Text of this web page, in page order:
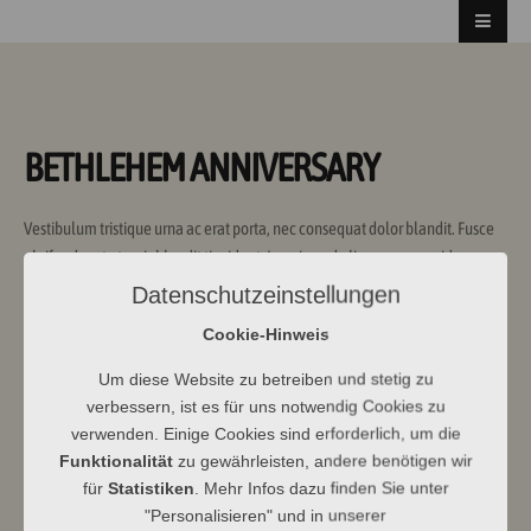
BETHLEHEM ANNIVERSARY
Vestibulum tristique urna ac erat porta, nec consequat dolor blandit. Fusce
eleifend porta turpis blandit tincidunt. In euismod aliquam massa id cursus.
Mauris scelerisque mi nisi, ut ullamcorper turpis lobortis non. Suspendisse
lobortis ut vestibulum sit amet, accumsan eu erat. Nulla porta dictum ligula,
non adipiscing turpis varius a. Donec fermentum lorem velit, a pellentesque
tellus sollicitudin a.
Sed sem sem, malesuada quis arcu nec, bibendum tristique lacus. Nullam
lacinia, augue id tempor faucibus, metus velit rutrum est, ut tincidunt tellus
Datenschutzeinstellungen
Cookie-Hinweis
Um diese Website zu betreiben und stetig zu
verbessern, ist es für uns notwendig Cookies zu
verwenden. Einige Cookies sind erforderlich, um die
Funktionalitätzu gewährleisten, andere benötigen wir
für Statistiken . Mehr Infos dazu finden Sie unter
"Personalisieren" und in unserer